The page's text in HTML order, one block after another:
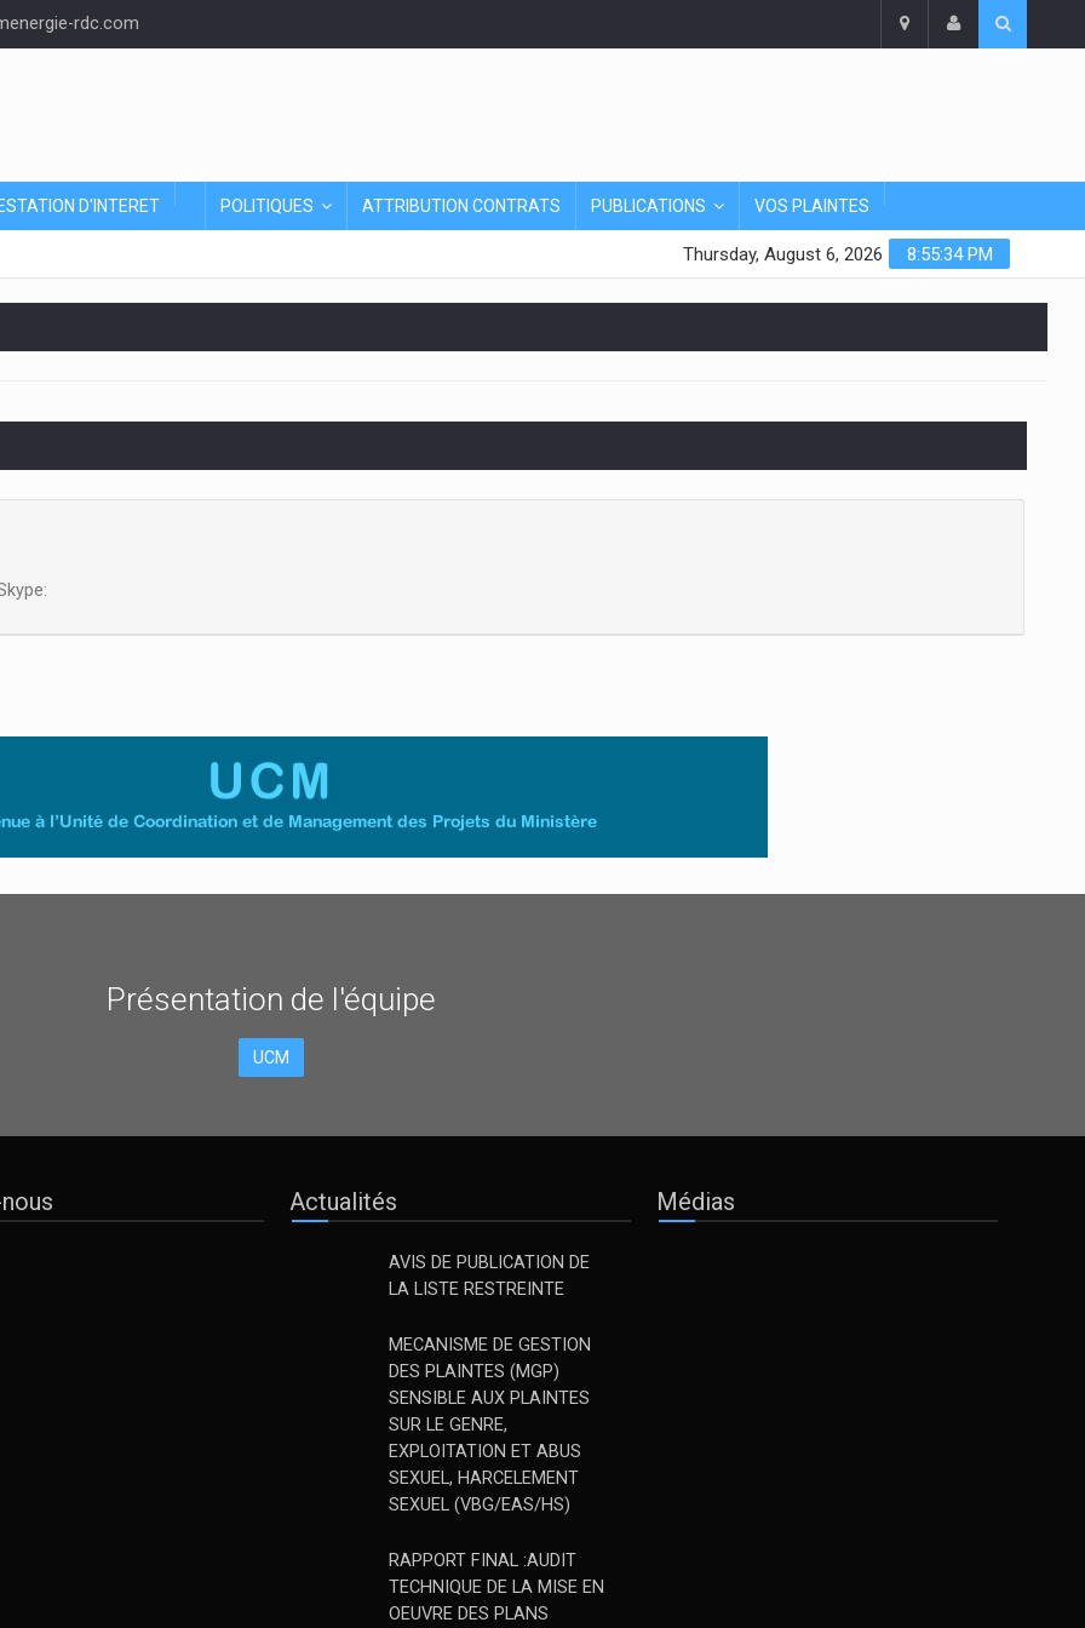
rdc.com
D'INTERET POLITIQUES ATTRIBUTION CONTRATS PUBLICATIONS VOS PLAINTES
8:55:34 PM
Thursday, August 6, 2026
Présentation de l'équipe
UCM
Actualités
AVIS DE PUBLICATION DE
LA LISTE RESTREINTE
MECANISME DE GESTION
DES PLAINTES (MGP)
SENSIBLE AUX PLAINTES
SUR LE GENRE,
EXPLOITATION ET ABUS
SEXUEL, HARCELEMENT
SEXUEL (VBG/EAS/HS)
RAPPORT FINAL :AUDIT
TECHNIQUE DE LA MISE EN
OEUVRE DES PLANS
Médias